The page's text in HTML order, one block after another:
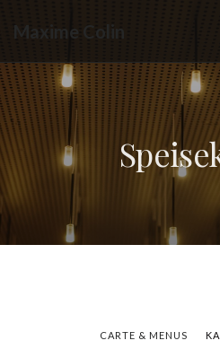
Maxime Colin
CARTE & MENUS